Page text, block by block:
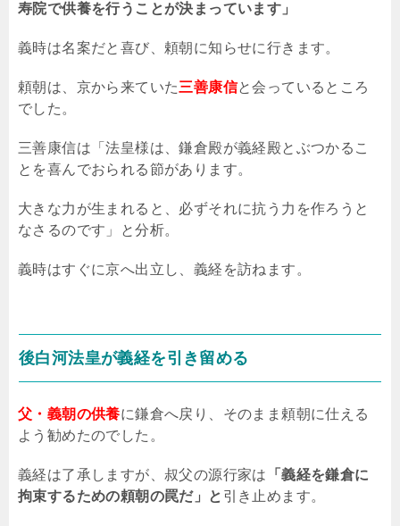
寿院で供養を行うことが決まっています」
義時は名案だと喜び、頼朝に知らせに行きます。
頼朝は、京から来ていた三善康信と会っているところ
でした。
三善康信は「法皇様は、鎌倉殿が義経殿とぶつかるこ
とを喜んでおられる節があります。
大きな力が生まれると、必ずそれに抗う力を作ろうと
なさるのです」と分析。
義時はすぐに京へ出立し、義経を訪ねます。
後白河法皇が義経を引き留める
父・義朝の供養に鎌倉へ戻り、そのまま頼朝に仕える
よう勧めたのでした。
義経は了承しますが、叔父の源行家は
「義経を鎌倉に
拘束するための頼朝の罠だ」と 引き止めます。